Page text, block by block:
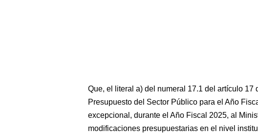
Que, el literal a) del numeral 17.1 del artículo 17
Presupuesto del Sector Público para el Año
excepcional, durante el Año Fiscal 2025, al
modificaciones presupuestarias en el nivel